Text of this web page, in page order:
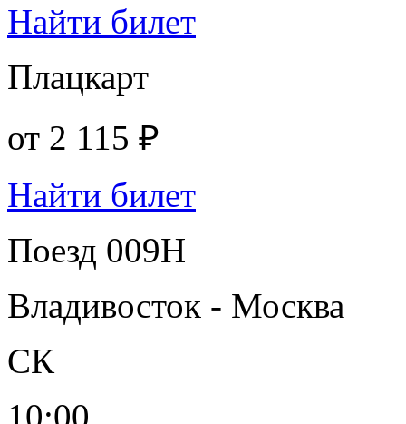
Найти билет
Плацкарт
от 2 115 ₽
Найти билет
Поезд 009Н
Владивосток - Москва
СК
10:00